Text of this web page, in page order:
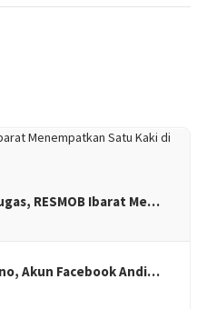
RESMOB Ibarat Me…
Akun Facebook Andi…